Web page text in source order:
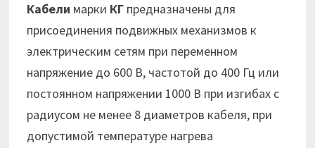
Кабели марки КГ предназначены для
присоединения подвижных механизмов к
электрическим сетям при переменном
напряжение до 600 В, частотой до 400 Гц или
постоянном напряжении 1000 В при изгибах с
радиусом не менее 8 диаметров кабеля, при
допустимой температуре нагрева